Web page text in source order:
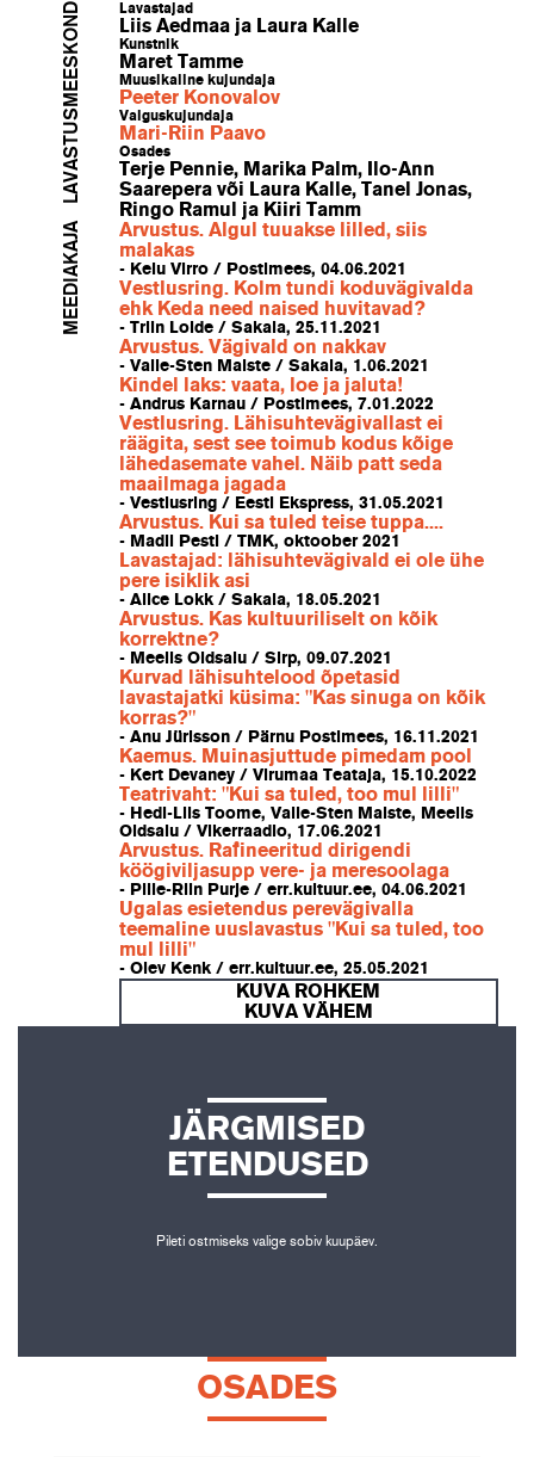
LAVASTUSMEESKOND Lavastajad
Liis Aedmaa ja Laura Kalle
Kunstnik
Maret Tamme
Muusikaline kujundaja
Peeter Konovalov
Valguskujundaja
Mari-Riin Paavo
Osades
Terje Pennie, Marika Palm, Ilo-Ann
Saarepera või Laura Kalle, Tanel Jonas,
Ringo Ramul ja Kiiri Tamm
MEEDIAKAJA
Arvustus. Algul tuuakse lilled, siis
malakas
- Keiu Virro / Postimees, 04.06.2021
Vestlusring. Kolm tundi koduvägivalda
ehk Keda need naised huvitavad?
- Triin Loide / Sakala, 25.11.2021
Arvustus. Vägivald on nakkav
- Valle-Sten Maiste / Sakala, 1.06.2021
Kindel laks: vaata, loe ja jaluta!
- Andrus Karnau / Postimees, 7.01.2022
Vestlusring. Lähisuhtevägivallast ei
räägita, sest see toimub kodus kõige
lähedasemate vahel. Näib patt seda
maailmaga jagada
- Vestlusring / Eesti Ekspress, 31.05.2021
Arvustus. Kui sa tuled teise tuppa....
- Madli Pesti / TMK, oktoober 2021
Lavastajad: lähisuhtevägivald ei ole ühe
pere isiklik asi
- Alice Lokk / Sakala, 18.05.2021
Arvustus. Kas kultuuriliselt on kõik
korrektne?
- Meelis Oidsalu / Sirp, 09.07.2021
Kurvad lähisuhtelood õpetasid
lavastajatki küsima: "Kas sinuga on kõik
korras?"
- Anu Jürisson / Pärnu Postimees, 16.11.2021
Kaemus. Muinasjuttude pimedam pool
- Kert Devaney / Virumaa Teataja, 15.10.2022
Teatrivaht: "Kui sa tuled, too mul lilli"
- Hedi-Liis Toome, Valle-Sten Maiste, Meelis
Oidsalu / Vikerraadio, 17.06.2021
Arvustus. Rafineeritud dirigendi
köögiviljasupp vere- ja meresoolaga
- Pille-Riin Purje / err.kultuur.ee, 04.06.2021
Ugalas esietendus perevägivalla
teemaline uuslavastus "Kui sa tuled, too
mul lilli"
- Olev Kenk / err.kultuur.ee, 25.05.2021
KUVA ROHKEM
KUVA VÄHEM
JÄRGMISED
ETENDUSED
Pileti ostmiseks valige sobiv kuupäev.
OSADES